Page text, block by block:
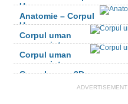
Uman
Anatomie – Corpul
Uman
Corpul uman
organe interne
Corpul uman
organe interne
Corpul uman 3D
ADVERTISEMENT